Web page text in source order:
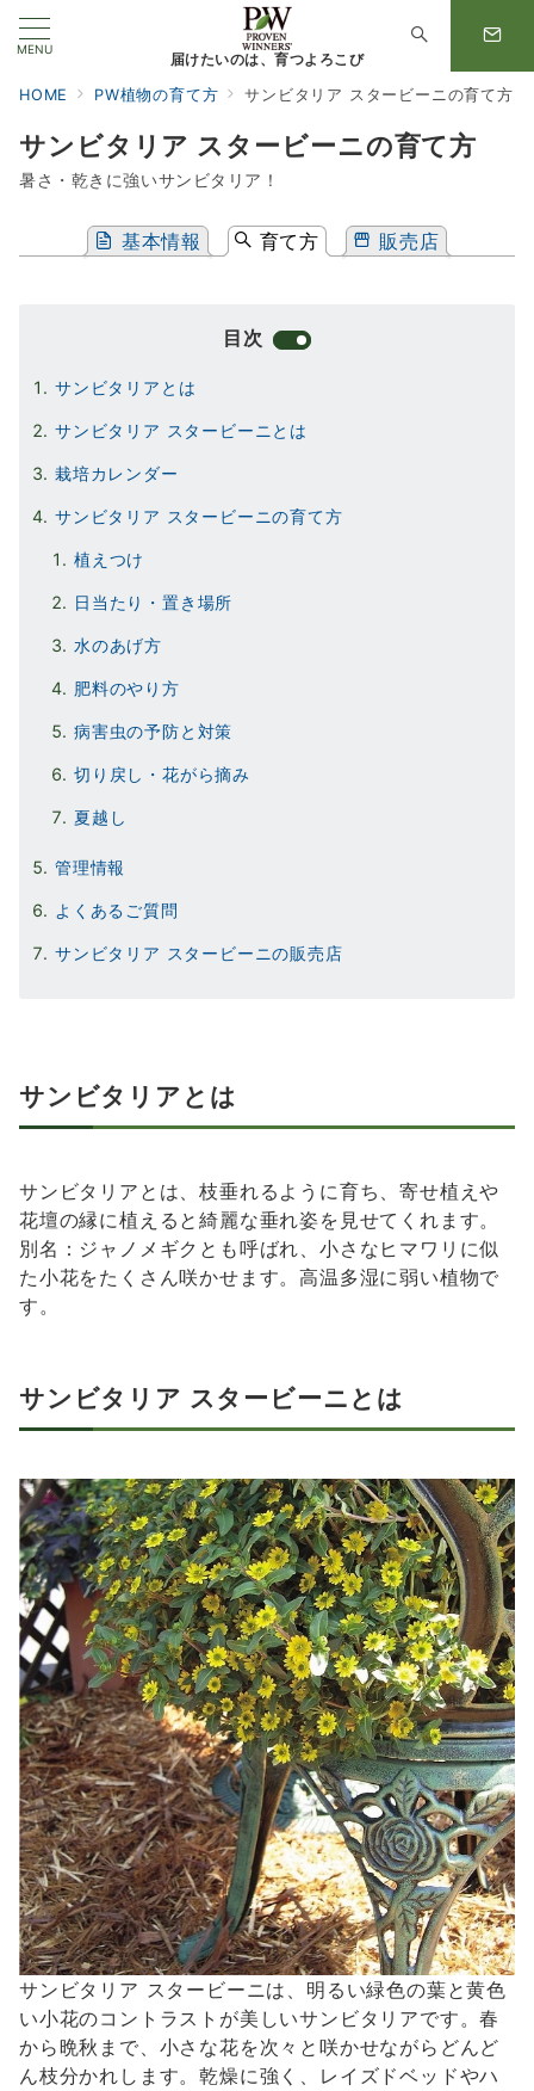
MENU
届けたいのは、育つよろこび
HOME PW植物の育て方 サンビタリア スタービーニの育て方
サンビタリア スタービーニの育て方
暑さ・乾きに強いサンビタリア！
基本情報 育て方 販売店
目次
サンビタリアとは
サンビタリア スタービーニとは
栽培カレンダー
サンビタリア スタービーニの育て方
植えつけ
日当たり・置き場所
水のあげ方
肥料のやり方
病害虫の予防と対策
切り戻し・花がら摘み
夏越し
管理情報
よくあるご質問
サンビタリア スタービーニの販売店
サンビタリアとは
サンビタリアとは、枝垂れるように育ち、寄せ植えや
花壇の縁に植えると綺麗な垂れ姿を見せてくれます。
別名：ジャノメギクとも呼ばれ、小さなヒマワリに似
た小花をたくさん咲かせます。高温多湿に弱い植物で
す。
サンビタリア スタービーニとは
サンビタリア スタービーニは、明るい緑色の葉と黄色
い小花のコントラストが美しいサンビタリアです。春
から晩秋まで、小さな花を次々と咲かせながらどんど
ん枝分かれします。乾燥に強く、レイズドベッドやハ